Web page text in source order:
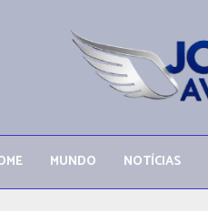
MUNDO NOTÍCIAS